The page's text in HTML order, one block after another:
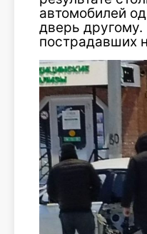
автомобилей
дверь
пострадавших